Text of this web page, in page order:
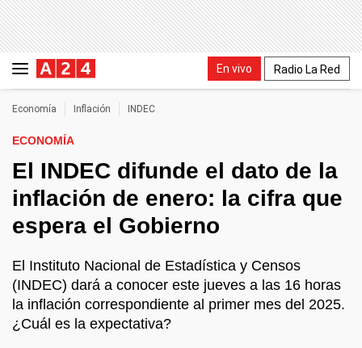
En vivo Radio La Red
Economía Inflación INDEC
ECONOMÍA
El INDEC difunde el dato de la
inflación de enero: la cifra que
espera el Gobierno
El Instituto Nacional de Estadística y Censos
(INDEC) dará a conocer este jueves a las 16 horas
la inflación correspondiente al primer mes del 2025.
¿Cuál es la expectativa?